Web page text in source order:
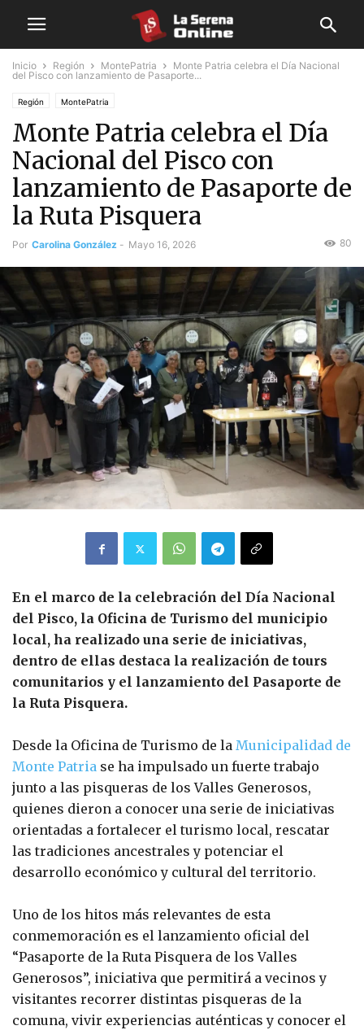
Inicio Región MontePatria
Monte Patria celebra el Día Nacional
del Pisco con lanzamiento de Pasaporte...
Región MontePatria
Monte Patria celebra el Día
Nacional del Pisco con
lanzamiento de Pasaporte de
la Ruta Pisquera
Por Carolina González - Mayo 16, 2026 80
En el marco de la celebración del Día Nacional
del Pisco, la Oficina de Turismo del municipio
local, ha realizado una serie de iniciativas,
dentro de ellas destaca la realización de tours
comunitarios y el lanzamiento del Pasaporte de
la Ruta Pisquera.
Desde la Oficina de Turismo de la Municipalidad de
Monte Patria se ha impulsado un fuerte trabajo
junto a las pisqueras de los Valles Generosos,
quienes dieron a conocer una serie de iniciativas
orientadas a fortalecer el turismo local, rescatar
las tradiciones ancestrales y potenciar el
desarrollo económico y cultural del territorio.
Uno de los hitos más relevantes de esta
conmemoración es el lanzamiento oficial del
“Pasaporte de la Ruta Pisquera de los Valles
Generosos”, iniciativa que permitirá a vecinos y
visitantes recorrer distintas pisqueras de la
comuna, vivir experiencias auténticas y conocer el